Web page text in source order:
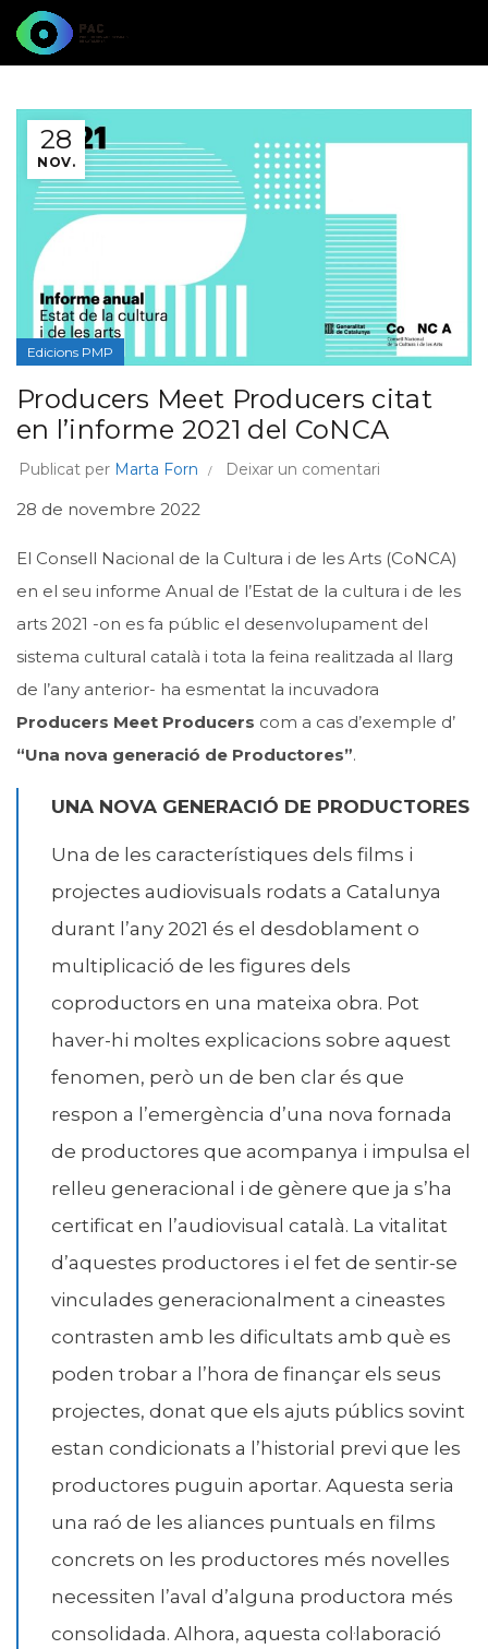
28
NOV.
Edicions PMP
Producers Meet Producers citat
en l’informe 2021 del CoNCA
Publicat per Marta Forn Deixar un comentari
28 de novembre 2022
El Consell Nacional de la Cultura i de les Arts (CoNCA)
en el seu informe Anual de l’Estat de la cultura i de les
arts 2021 -on es fa públic el desenvolupament del
sistema cultural català i tota la feina realitzada al llarg
de l’any anterior- ha esmentat la incuvadora
Producers Meet Producers com a cas d’exemple d’
“Una nova generació de Productores”.
UNA NOVA GENERACIÓ DE PRODUCTORES
Una de les característiques dels films i
projectes audiovisuals rodats a Catalunya
durant l’any 2021 és el desdoblament o
multiplicació de les figures dels
coproductors en una mateixa obra. Pot
haver-hi moltes explicacions sobre aquest
fenomen, però un de ben clar és que
respon a l’emergència d’una nova fornada
de productores que acompanya i impulsa el
relleu generacional i de gènere que ja s’ha
certificat en l’audiovisual català. La vitalitat
d’aquestes productores i el fet de sentir-se
vinculades generacionalment a cineastes
contrasten amb les dificultats amb què es
poden trobar a l’hora de finançar els seus
projectes, donat que els ajuts públics sovint
estan condicionats a l’historial previ que les
productores puguin aportar. Aquesta seria
una raó de les aliances puntuals en films
concrets on les productores més novelles
necessiten l’aval d’alguna productora més
consolidada. Alhora, aquesta col·laboració